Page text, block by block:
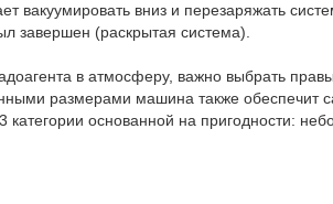
вакуумировать вниз и перезаряжать
завершен (раскрытая система).
в атмосферу, важно выбрать
размерами машина также обеспечит
категории основанной на пригодности: